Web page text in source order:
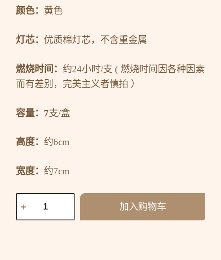
颜色： 黄色
灯芯： 优质棉灯芯，不含重金属
燃烧时间：约24小时/支 ( 燃烧时间因各种因素
而有差别，完美主义者慎拍 ）
容量：7支/盒
高度：约6cm
宽度：约7cm
加入购物车